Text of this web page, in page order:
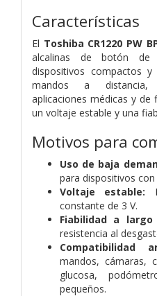
Características
El Toshiba CR1220 PW
alcalinas de botón
dispositivos compactos
mandos a distancia,
aplicaciones médicas y de
un voltaje estable y una
Motivos para
Uso de baja
para dispositivos
Voltaje estable:
constante de 3 V.
Fiabilidad a largo
resistencia al
Compatibilidad
mandos, cámaras,
glucosa,
pequeños.